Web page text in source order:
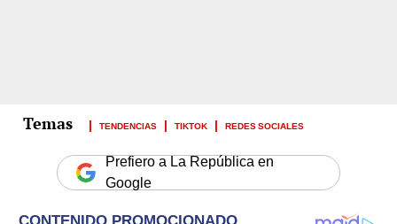
TENDENCIAS TIKTOK REDES SOCIALES
Prefiero a La República en
Google